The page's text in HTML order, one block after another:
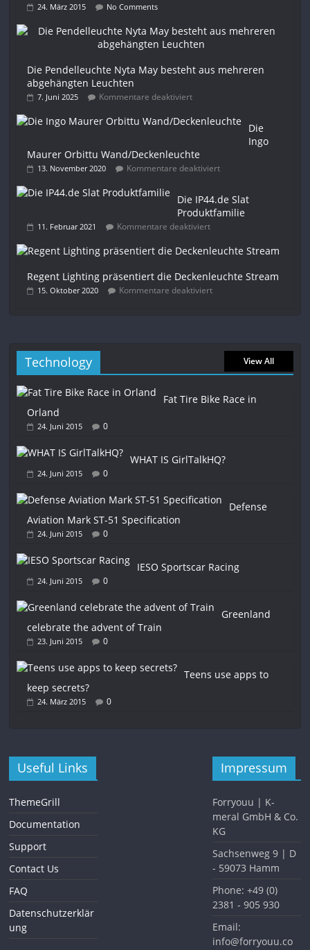
24. März 2015 No Comments
Die Pendelleuchte Nyta May besteht aus mehreren
abgehängten Leuchten
7. Juni 2025 Kommentare deaktiviert
Die
Ingo
Maurer Orbittu Wand/Deckenleuchte
13. November 2020 Kommentare deaktiviert
Die IP44.de Slat
Produktfamilie
11. Februar 2021 Kommentare deaktiviert
Regent Lighting präsentiert die Deckenleuchte Stream
15. Oktober 2020 Kommentare deaktiviert
Technology View All
Fat Tire Bike Race in
Orland
24. Juni 2015 0
WHAT IS GirlTalkHQ?
24. Juni 2015 0
Defense
Aviation Mark ST-51 Specification
24. Juni 2015 0
IESO Sportscar Racing
24. Juni 2015 0
Greenland
celebrate the advent of Train
23. Juni 2015 0
Teens use apps to
keep secrets?
24. März 2015 0
Useful Links
ThemeGrill
Documentation
Support
Contact Us
FAQ
Datenschutzerklär
ung
Impressum
Forryouu | K-
meral GmbH & Co.
KG
Sachsenweg 9 | D
- 59073 Hamm
Phone: +49 (0)
2381 - 905 930
Email:
info@forryouu.co